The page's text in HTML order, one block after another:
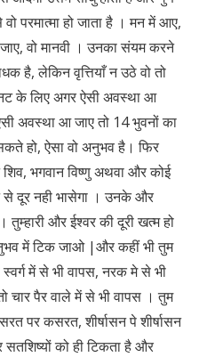
परमात्मा हो जाता है । मन में आए,
वो मानवी । उनका संयम करने
है, लेकिन वृत्तियाँ न उठे वो तो
के लिए अगर ऐसी अवस्था आ
अवस्था आ जाए तो 14 भुवनों का
हो, ऐसा वो अनुभव है। फिर
शिव, भगवान विष्णु अथवा और कोई
दूर नही भासेगा । उनके और
तुम्हारी और ईश्वर की दूरी खत्म हो
में टिक जाओ |और कहीं भी तुम
स्वर्ग में से भी वापस, नरक मे से भी
चार पैर वाले में से भी वापस । तुम
पर कसरत, शीर्षासन पे शीर्षासन
को ही टिकता है और